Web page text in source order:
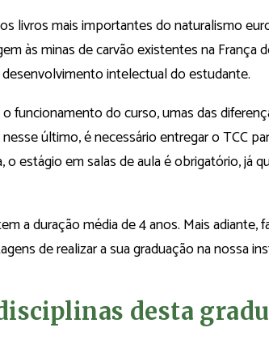
livros mais importantes do naturalismo
às minas de carvão existentes na
intelectual do estudante.
funcionamento do curso, umas das
último, é necessário entregar o TCC
o estágio em salas de aula é obrigatório, já
a duração média de 4 anos. Mais adiante,
de realizar a sua graduação na nossa
desta